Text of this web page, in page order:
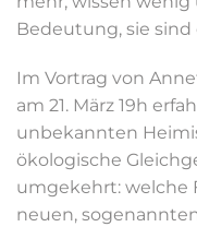
Bedeutung, sie
Im Vortrag von
am 21. März 19h
unbekannten
ökologische
umgekehrt: welche
neuen,